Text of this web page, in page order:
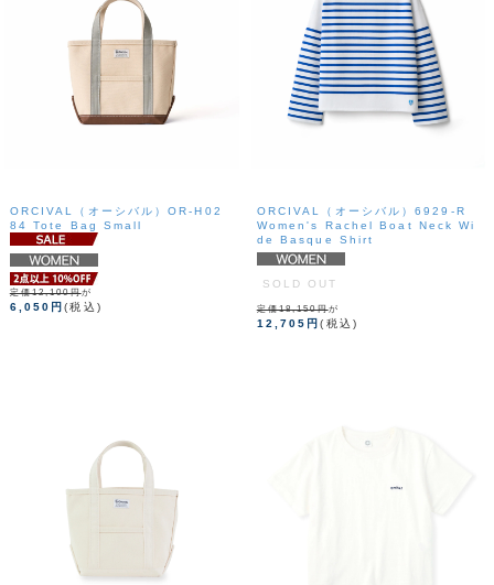
ORCIVAL（オーシバル）OR-H02
84 Tote Bag Small
定価12,100円が
6,050円(税込)
ORCIVAL（オーシバル）6929-R
Women's Rachel Boat Neck Wi
de Basque Shirt
SOLD OUT
定価18,150円が
12,705円(税込)